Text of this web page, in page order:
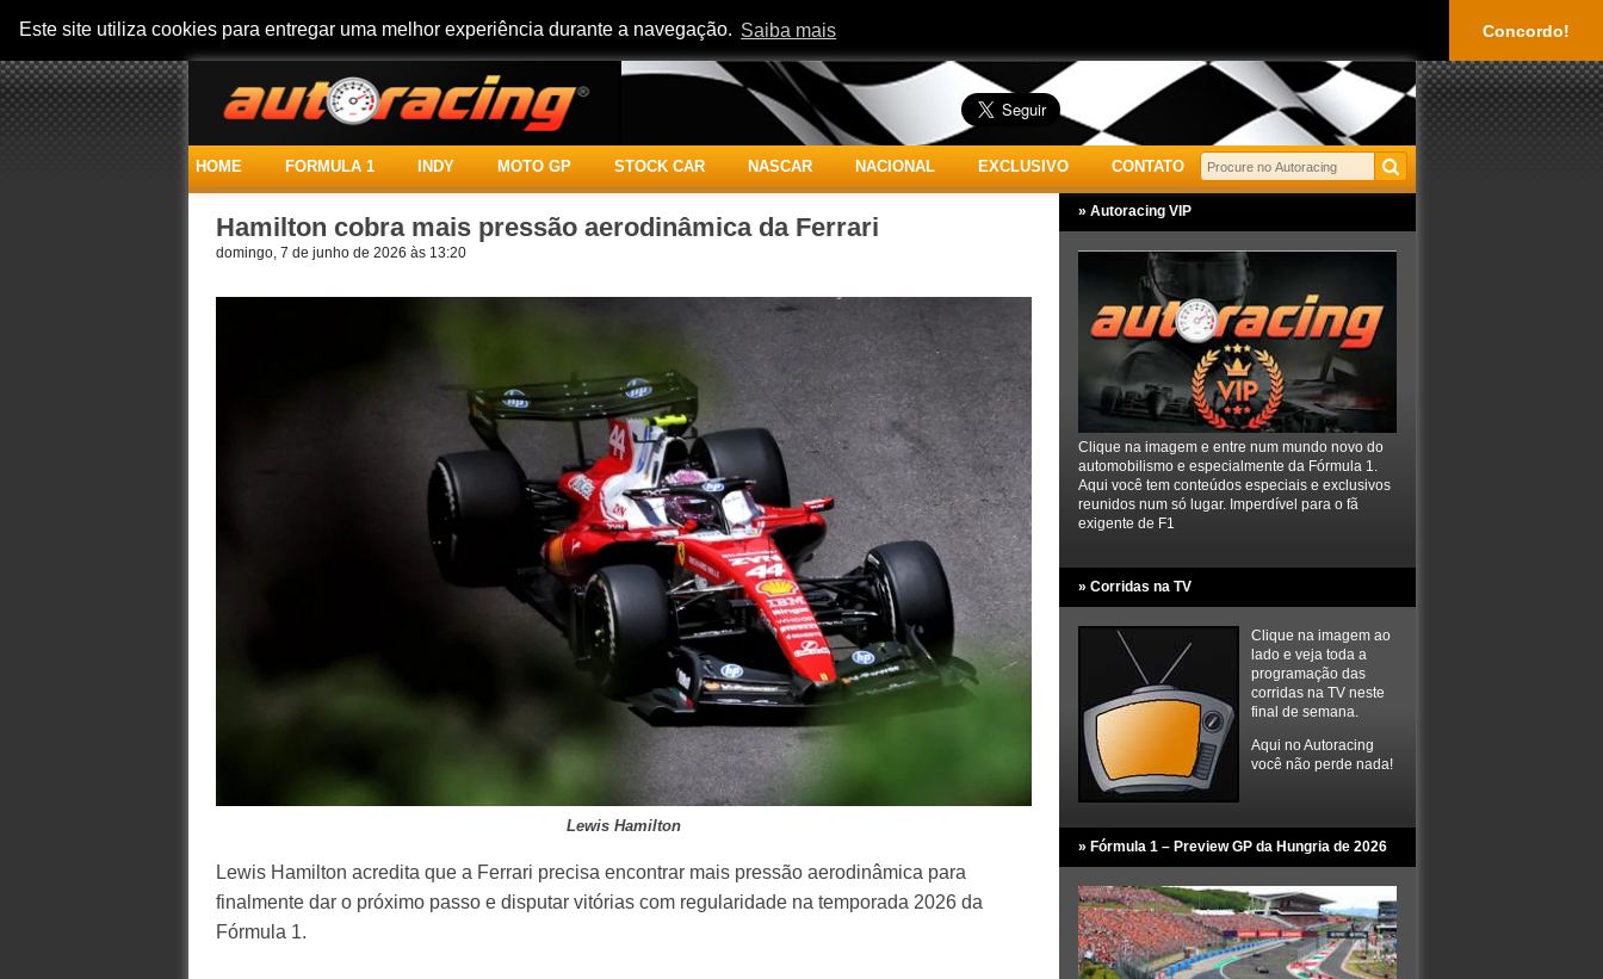
Este site utiliza cookies para entregar uma melhor experiência durante a navegação. Saiba mais Concordo!
HOME FORMULA 1 INDY MOTO GP STOCK CAR NASCAR NACIONAL EXCLUSIVO CONTATO
Hamilton cobra mais pressão aerodinâmica da Ferrari
domingo, 7 de junho de 2026 às 13:20
Lewis Hamilton
Lewis Hamilton acredita que a Ferrari precisa encontrar mais pressão aerodinâmica para
finalmente dar o próximo passo e disputar vitórias com regularidade na temporada 2026 da
Fórmula 1.
» Autoracing VIP
Clique na imagem e entre num mundo novo do
automobilismo e especialmente da Fórmula 1.
Aqui você tem conteúdos especiais e exclusivos
reunidos num só lugar. Imperdível para o fã
exigente de F1
» Corridas na TV
Clique na imagem ao
lado e veja toda a
programação das
corridas na TV neste
final de semana.
Aqui no Autoracing
você não perde nada!
» Fórmula 1 – Preview GP da Hungria de 2026